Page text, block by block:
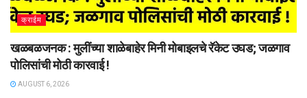
क्राईम
खळबळजनक : मुलींच्या शाळेबाहेर मिनी मोबाइलचे रॅकेट उघड; जळगाव
पोलिसांची मोठी कारवाई !
AUGUST 6, 2026